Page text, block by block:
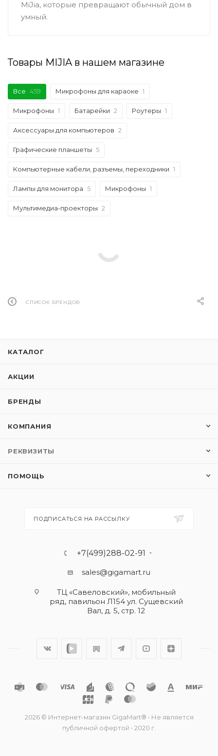
MiJia, которые превращают обычный дом в
умный.
Товары MIJIA в нашем магазине
Все 459 Микрофоны для караоке 1
Микрофоны 1 Батарейки 2 Роутеры 1
Аксессуары для компьютеров 2
Графические планшеты 5
Компьютерные кабели, разъемы, переходники 1
Лампы для монитора 5 Микрофоны 1
Мультимедиа-проекторы 2
СПИСОК БРЕНДОВ
КАТАЛОГ
АКЦИИ
БРЕНДЫ
КОМПАНИЯ
РЕКВИЗИТЫ
ПОМОЩЬ
ПОДПИСАТЬСЯ НА РАССЫЛКУ
+7(499)288-02-91
sales@gigamart.ru
ТЦ «Савеловский», мобильный
ряд, павильон Л154 ул. Сущевский
Вал, д. 5, стр. 12
2026 © Интернет-магазин GigaMart® • Не является
публичной офертой • 2020 г.